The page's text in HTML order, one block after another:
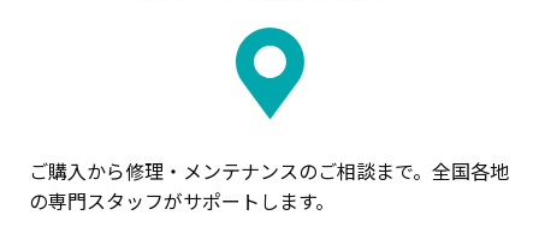
ご購入から修理・メンテナンスのご相談まで。全国各地
の専門スタッフがサポートします。